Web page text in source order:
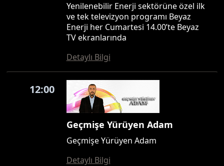
Yenilenebilir Enerji sektörüne özel ilk
ve tek televizyon programı Beyaz
Enerji her Cumartesi 14.00’te Beyaz
TV ekranlarında
Detaylı Bilgi
12:00
Geçmişe Yürüyen Adam
Geçmişe Yürüyen Adam
Detaylı Bilgi